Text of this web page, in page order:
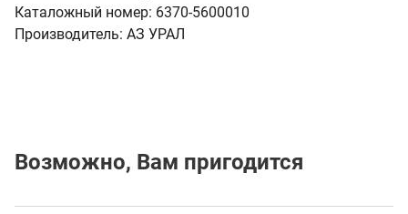
Каталожный номер: 6370-5600010
Производитель: АЗ УРАЛ
Возможно, Вам пригодится